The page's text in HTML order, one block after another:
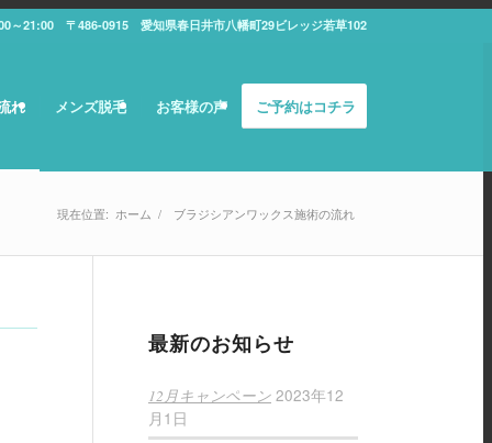
～21:00 〒486-0915 愛知県春日井市八幡町29ビレッジ若草102
れ メンズ脱毛 お客様の声 ご予約はコチラ
現在位置: ホーム / ブラジシアンワックス施術の流れ
最新のお知らせ
12月キャンペーン 2023年12
月1日